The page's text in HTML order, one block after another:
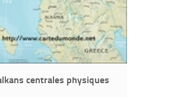
centrales physiques